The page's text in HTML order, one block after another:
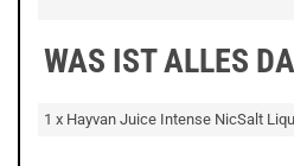
WAS IST ALLES
1 x Hayvan Juice Intense NicSalt